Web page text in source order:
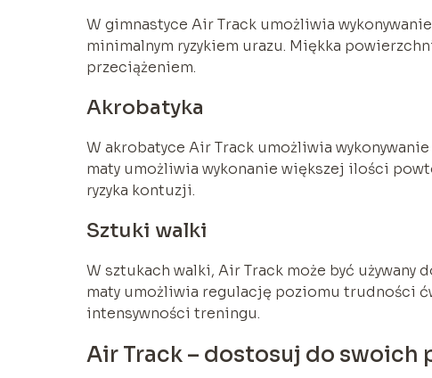
W gimnastyce Air Track umożliwia
minimalnym ryzykiem urazu. Miękka
przeciążeniem.
Akrobatyka
W akrobatyce Air Track umożliwia
maty umożliwia wykonanie większej ilości
ryzyka kontuzji.
Sztuki walki
W sztukach walki, Air Track może być
maty umożliwia regulację poziomu trudności
intensywności treningu.
Air Track – dostosuj do swoich